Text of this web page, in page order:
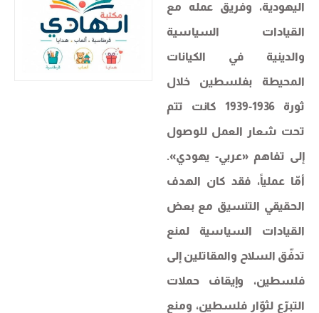
اليهودية، وفريق عمله مع
القيادات السياسية
والدينية في الكيانات
المحيطة بفلسطين خلال
ثورة 1936-1939 كانت تتم
تحت شعار العمل للوصول
إلى تفاهم «عربي- يهودي».
أمّا عملياً، فقد كان الهدف
الحقيقي التنسيق مع بعض
القيادات السياسية لمنع
تدفّق السلاح والمقاتلين إلى
فلسطين، وإيقاف حملات
التبرّع لثوّار فلسطين، ومنع